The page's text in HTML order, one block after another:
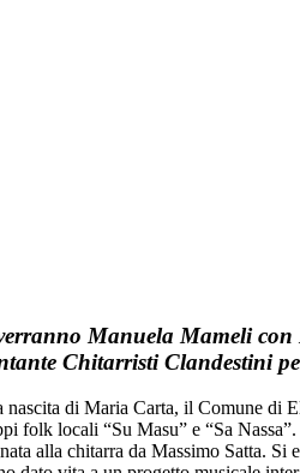
Manuela Mameli
Chitarristi Clandestini
di Maria Carta, il Comune di
folk locali “Su Masu” e “Sa
alla chitarra da Massimo Satta.